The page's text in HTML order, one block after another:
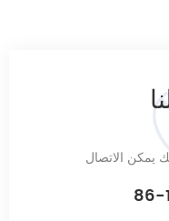
يمكن الاتصال
86-